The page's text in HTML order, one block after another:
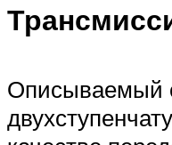
Описываемый